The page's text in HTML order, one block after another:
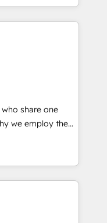
of HubSpot,
work side by
of every client
to
in-house
platforms.
Belgium, The
Agilitas,
share one
in our
and
on-month
These methods
is being used